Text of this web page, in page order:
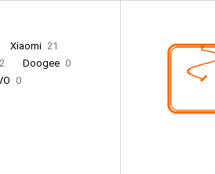
Xiaomi 21
2 Doogee 0
0